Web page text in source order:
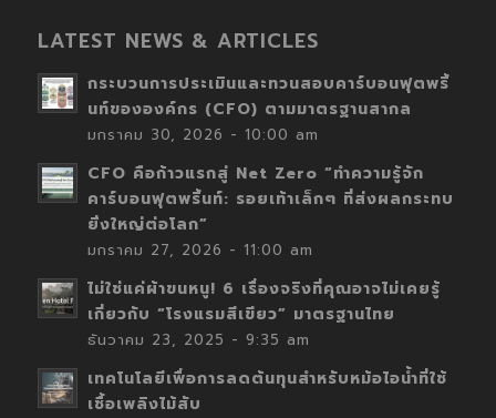
LATEST NEWS & ARTICLES
กระบวนการประเมินและทวนสอบคาร์บอนฟุตพริ้
นท์ขององค์กร (CFO) ตามมาตรฐานสากล
มกราคม 30, 2026 - 10:00 am
CFO คือก้าวแรกสู่ Net Zero “ทำความรู้จัก
คาร์บอนฟุตพริ้นท์: รอยเท้าเล็กๆ ที่ส่งผลกระทบ
ยิ่งใหญ่ต่อโลก”
มกราคม 27, 2026 - 11:00 am
ไม่ใช่แค่ผ้าขนหนู! 6 เรื่องจริงที่คุณอาจไม่เคยรู้
เกี่ยวกับ “โรงแรมสีเขียว” มาตรฐานไทย
ธันวาคม 23, 2025 - 9:35 am
เทคโนโลยีเพื่อการลดต้นทุนสำหรับหม้อไอน้ำที่ใช้
เชื้อเพลิงไม้สับ